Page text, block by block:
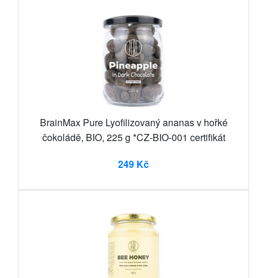
BrainMax Pure Lyofilizovaný ananas v hořké
čokoládě, BIO, 225 g *CZ-BIO-001 certifikát
249 Kč